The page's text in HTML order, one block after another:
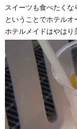
スイーツも食べたくな
ということでホテルオ
ホテルメイドはやはり